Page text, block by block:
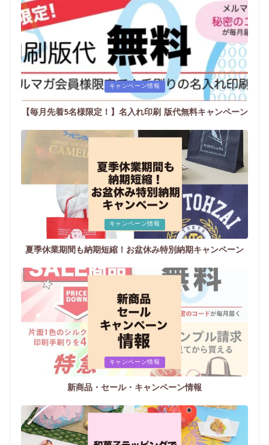
Posted
in
キャンペーン情報
【毎月先着5名様限定！】名入れ印刷 版代無料キャンペーン
キャンペーン情報
夏季休業期間も納期短縮！お盆休み特別納期キャンペーン
Posted
キャンペーン情報
新商品・セール・キャンペーン情報